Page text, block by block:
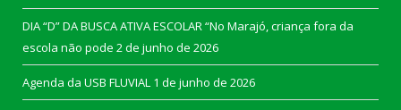
DIA “D” DA BUSCA ATIVA ESCOLAR “No Marajó, criança fora da
escola não pode 2 de junho de 2026
Agenda da USB FLUVIAL 1 de junho de 2026